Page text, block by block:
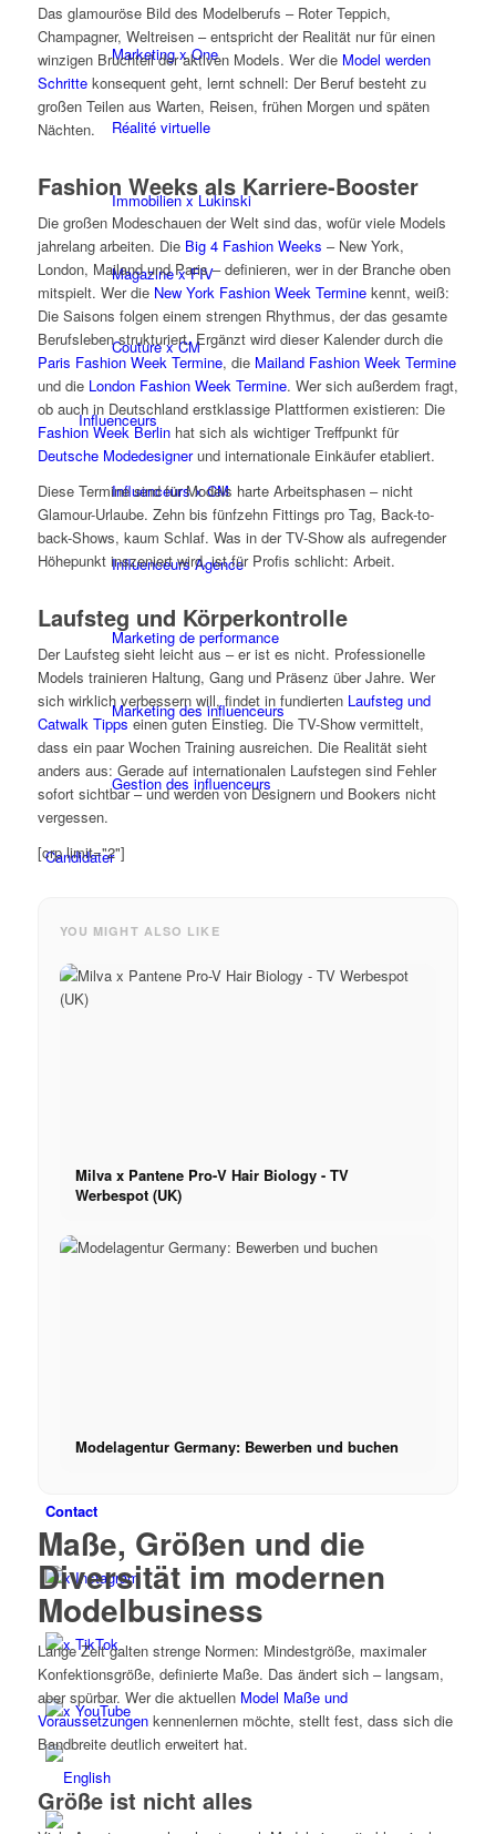
Marketing x One
Réalité virtuelle
Immobilien x Lukinski
Magazine x FIV
Couture x CM
Influenceurs
Influenceurs x CM
Influenceurs Agence
Marketing de performance
Marketing des influenceurs
Gestion des influenceurs
Candidater
Devenir mannequin 2026
Peppa Of The Day
Contact
x Instagram
x TikTok
x YouTube
Das glamouröse Bild des Modelberufs – Roter Teppich,
Champagner, Weltreisen – entspricht der Realität nur für einen
winzigen Bruchteil der aktiven Models. Wer die Model werden
Schrittekonsequent geht, lernt schnell: Der Beruf besteht zu
großen Teilen aus Warten, Reisen, frühen Morgen und späten
Nächten.
Fashion Weeks als Karriere-Booster
Die großen Modeschauen der Welt sind das, wofür viele Models
jahrelang arbeiten. Die Big 4 Fashion Weeks – New York,
London, Mailand und Paris – definieren, wer in der Branche oben
mitspielt. Wer die New York Fashion Week Terminekennt, weiß:
Die Saisons folgen einem strengen Rhythmus, der das gesamte
Berufsleben strukturiert. Ergänzt wird dieser Kalender durch die
Paris Fashion Week Termine, die Mailand Fashion Week Termine
und die London Fashion Week Termine. Wer sich außerdem fragt,
ob auch in Deutschland erstklassige Plattformen existieren: Die
Fashion Week Berlinhat sich als wichtiger Treffpunkt für
Deutsche Modedesignerund internationale Einkäufer etabliert.
Diese Termine sind für Models harte Arbeitsphasen – nicht
Glamour-Urlaube. Zehn bis fünfzehn Fittings pro Tag, Back-to-
back-Shows, kaum Schlaf. Was in der TV-Show als aufregender
Höhepunkt inszeniert wird, ist für Profis schlicht: Arbeit.
Laufsteg und Körperkontrolle
Der Laufsteg sieht leicht aus – er ist es nicht. Professionelle
Models trainieren Haltung, Gang und Präsenz über Jahre. Wer
sich wirklich verbessern will, findet in fundierten Laufsteg und
Catwalk Tippseinen guten Einstieg. Die TV-Show vermittelt,
dass ein paar Wochen Training ausreichen. Die Realität sieht
anders aus: Gerade auf internationalen Laufstegen sind Fehler
sofort sichtbar – und werden von Designern und Bookers nicht
vergessen.
[crp limit="2"]
YOU MIGHT ALSO LIKE
Milva x Pantene Pro-V Hair Biology - TV
Werbespot (UK)
Modelagentur Germany: Bewerben und buchen
Maße, Größen und die
Diversität im modernen
Modelbusiness
Lange Zeit galten strenge Normen: Mindestgröße, maximaler
Konfektionsgröße, definierte Maße. Das ändert sich – langsam,
aber spürbar. Wer die aktuellen Model Maße und
Voraussetzungenkennenlernen möchte, stellt fest, dass sich die
Bandbreite deutlich erweitert hat.
Größe ist nicht alles